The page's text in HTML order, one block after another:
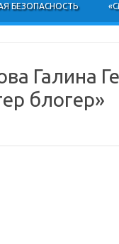
БЕЗОПАСНОСТЬ
Галина
блогер»